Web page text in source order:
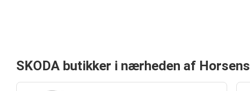
SKODA butikker i nærheden af Horsens